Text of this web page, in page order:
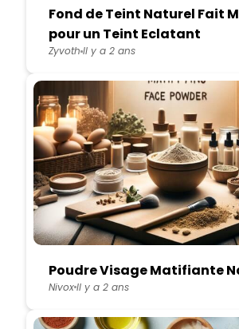
Fond de Teint Naturel Fait
pour un Teint Eclatant
Zyvoth Il y a 2 ans
Poudre Visage Matifiante
NivoxIl y a 2 ans